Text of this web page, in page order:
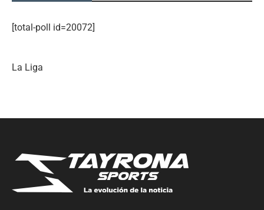
[total-poll id=20072]
La Liga